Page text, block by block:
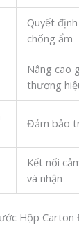
Quyết
chống ẩm
Nâng cao
thương
Đảm bảo
Kết nối
và nhận
Hộp